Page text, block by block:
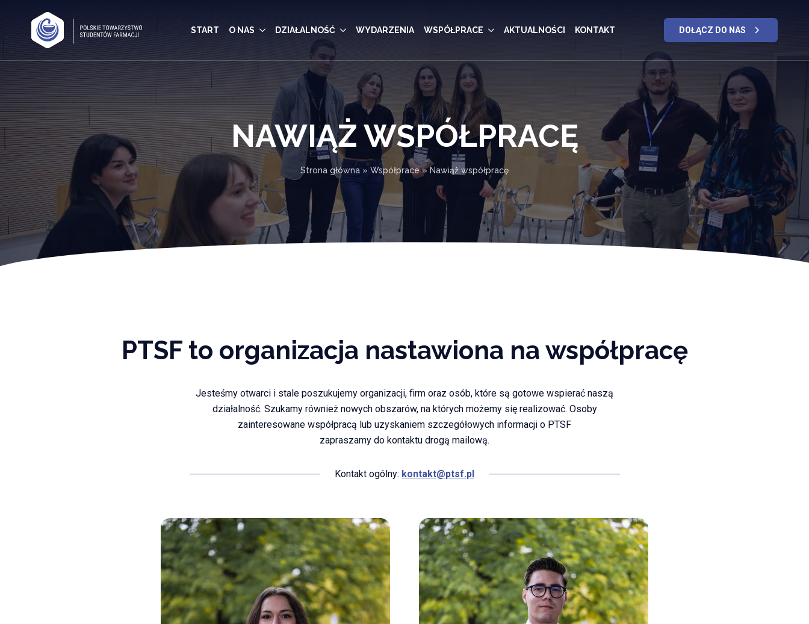
START O NAS DZIAŁALNOŚĆ WYDARZENIA WSPÓŁPRACE AKTUALNOŚCI KONTAKT DOŁĄCZ DO NAS
NAWIĄŻ WSPÓŁPRACĘ
Strona główna » Współprace»Nawiąż współpracę
PTSF to organizacja nastawiona na współpracę
Jesteśmy otwarci i stale poszukujemy organizacji, firm oraz osób, które są gotowe wspierać naszą
działalność. Szukamy również nowych obszarów, na których możemy się realizować. Osoby
zainteresowane współpracą lub uzyskaniem szczegółowych informacji o PTSF
zapraszamy do kontaktu drogą mailową.
Kontakt ogólny: kontakt@ptsf.pl